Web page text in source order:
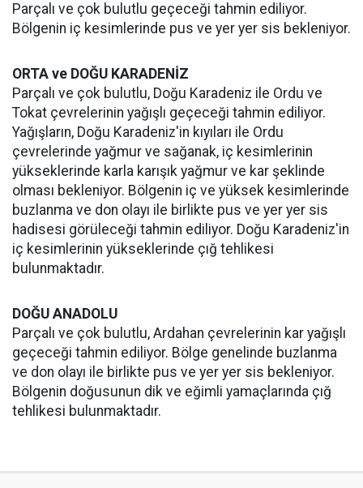
Parçalı ve çok bulutlu geçeceği tahmin ediliyor.
Bölgenin iç kesimlerinde pus ve yer yer sis bekleniyor.
ORTA ve DOĞU KARADENİZ
Parçalı ve çok bulutlu, Doğu Karadeniz ile Ordu ve
Tokat çevrelerinin yağışlı geçeceği tahmin ediliyor.
Yağışların, Doğu Karadeniz'in kıyıları ile Ordu
çevrelerinde yağmur ve sağanak, iç kesimlerinin
yükseklerinde karla karışık yağmur ve kar şeklinde
olması bekleniyor. Bölgenin iç ve yüksek kesimlerinde
buzlanma ve don olayı ile birlikte pus ve yer yer sis
hadisesi görüleceği tahmin ediliyor. Doğu Karadeniz'in
iç kesimlerinin yükseklerinde çığ tehlikesi
bulunmaktadır.
DOĞU ANADOLU
Parçalı ve çok bulutlu, Ardahan çevrelerinin kar yağışlı
geçeceği tahmin ediliyor. Bölge genelinde buzlanma
ve don olayı ile birlikte pus ve yer yer sis bekleniyor.
Bölgenin doğusunun dik ve eğimli yamaçlarında çığ
tehlikesi bulunmaktadır.